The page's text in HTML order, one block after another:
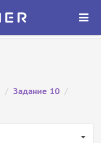
ОТКРЫТЬ
/ Задание 10 /